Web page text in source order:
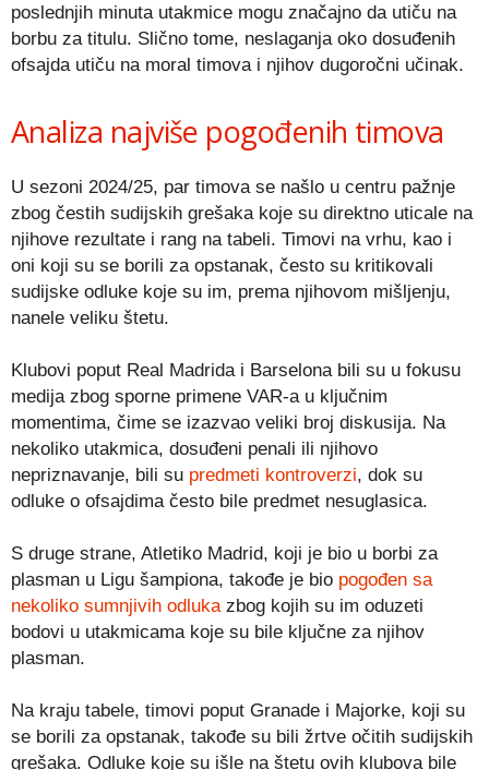
poslednjih minuta utakmice mogu značajno da utiču na
borbu za titulu. Slično tome, neslaganja oko dosuđenih
ofsajda utiču na moral timova i njihov dugoročni učinak.
Analiza najviše pogođenih timova
U sezoni 2024/25, par timova se našlo u centru pažnje
zbog čestih sudijskih grešaka koje su direktno uticale na
njihove rezultate i rang na tabeli. Timovi na vrhu, kao i
oni koji su se borili za opstanak, često su kritikovali
sudijske odluke koje su im, prema njihovom mišljenju,
nanele veliku štetu.
Klubovi poput Real Madrida i Barselona bili su u fokusu
medija zbog sporne primene VAR-a u ključnim
momentima, čime se izazvao veliki broj diskusija. Na
nekoliko utakmica, dosuđeni penali ili njihovo
nepriznavanje, bili su predmeti kontroverzi, dok su
odluke o ofsajdima često bile predmet nesuglasica.
S druge strane, Atletiko Madrid, koji je bio u borbi za
plasman u Ligu šampiona, takođe je bio pogođen sa
nekoliko sumnjivih odluka zbog kojih su im oduzeti
bodovi u utakmicama koje su bile ključne za njihov
plasman.
Na kraju tabele, timovi poput Granade i Majorke, koji su
se borili za opstanak, takođe su bili žrtve očitih sudijskih
grešaka. Odluke koje su išle na štetu ovih klubova bile